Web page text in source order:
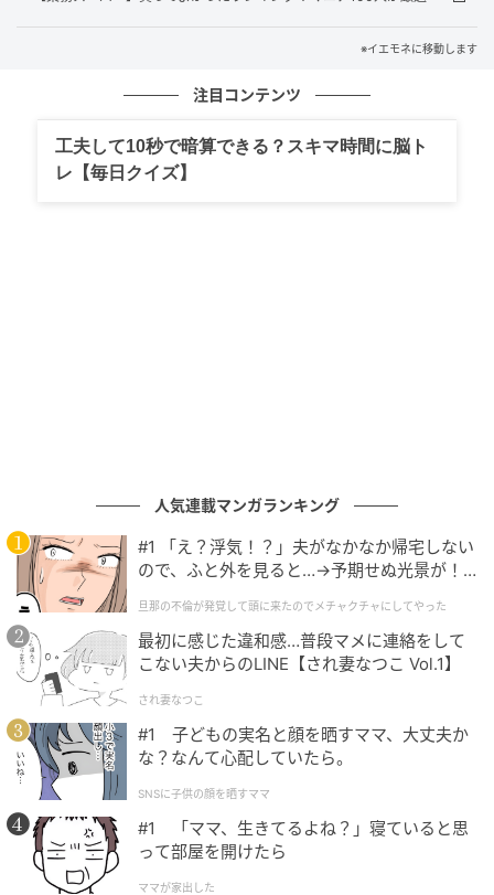
を大切に」「今こそ多くを手に入れる」といった、3人
それぞれの個性あふれる「かわいくて最強のお買い物
電車の車内モニターで映像コンテンツを放映する番組
配信プラットフォーム「TRAIN TV」やWEB CM、SNS
開催期間： 2026年4月1日(水)～4月9日(木)
割引クーポン：セール期間中に10％割引クーポンを2
回プレゼントします。1枚で最大1万円の割引が可能
で、100円以上の購入時に使用できます。
ポイント還元：セール対象商品を購入すると、商品金
額の10％がポイントとして還元されます。1回の注文で
最大10,000円分のポイントがもらえます。
※メガポクーポンやポイント還元に関する利用条件等
の詳細は、キャンペーンページをご参照ください。
※イエモネに移動します
注目コンテンツ
工夫して10秒で暗算できる？スキマ時間に脳ト
レ【毎日クイズ】
人気連載マンガランキング
#1 「え？浮気！？」夫がなかなか帰宅しない
ので、ふと外を見ると…→予期せぬ光景が！
クチャにしてやった
旦那の不倫が発覚して頭に来たのでメチャクチャにしてやった
最初に感じた違和感…普段マメに連絡をして
こない夫からのLINE【され妻なつこ Vol.1】
され妻なつこ
#1 子どもの実名と顔を晒すママ、大丈夫か
な？なんて心配していたら。
SNSに子供の顔を晒すママ
#1 「ママ、生きてるよね？」寝ていると思
って部屋を開けたら
ママが家出した